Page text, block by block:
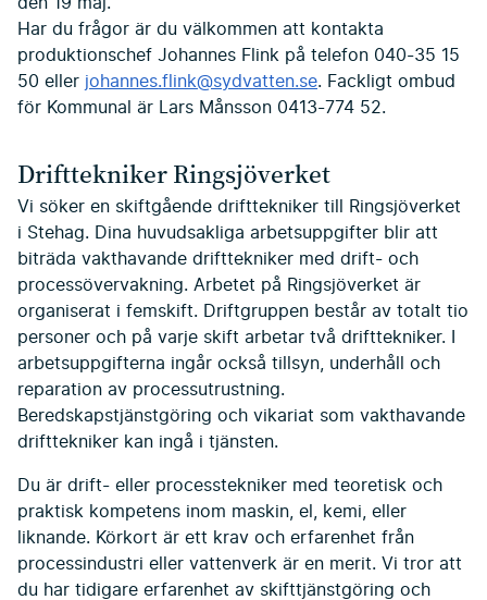
den 19 maj.
Har du frågor är du välkommen att kontakta
produktionschef Johannes Flink på telefon 040-35 15
50 eller johannes.flink@sydvatten.se. Fackligt ombud
för Kommunal är Lars Månsson 0413-774 52.
Drifttekniker Ringsjöverket
Vi söker en skiftgående drifttekniker till Ringsjöverket
i Stehag. Dina huvudsakliga arbetsuppgifter blir att
biträda vakthavande drifttekniker med drift- och
processövervakning. Arbetet på Ringsjöverket är
organiserat i femskift. Driftgruppen består av totalt tio
personer och på varje skift arbetar två drifttekniker. I
arbetsuppgifterna ingår också tillsyn, underhåll och
reparation av processutrustning.
Beredskapstjänstgöring och vikariat som vakthavande
drifttekniker kan ingå i tjänsten.
Du är drift- eller processtekniker med teoretisk och
praktisk kompetens inom maskin, el, kemi, eller
liknande. Körkort är ett krav och erfarenhet från
processindustri eller vattenverk är en merit. Vi tror att
du har tidigare erfarenhet av skifttjänstgöring och